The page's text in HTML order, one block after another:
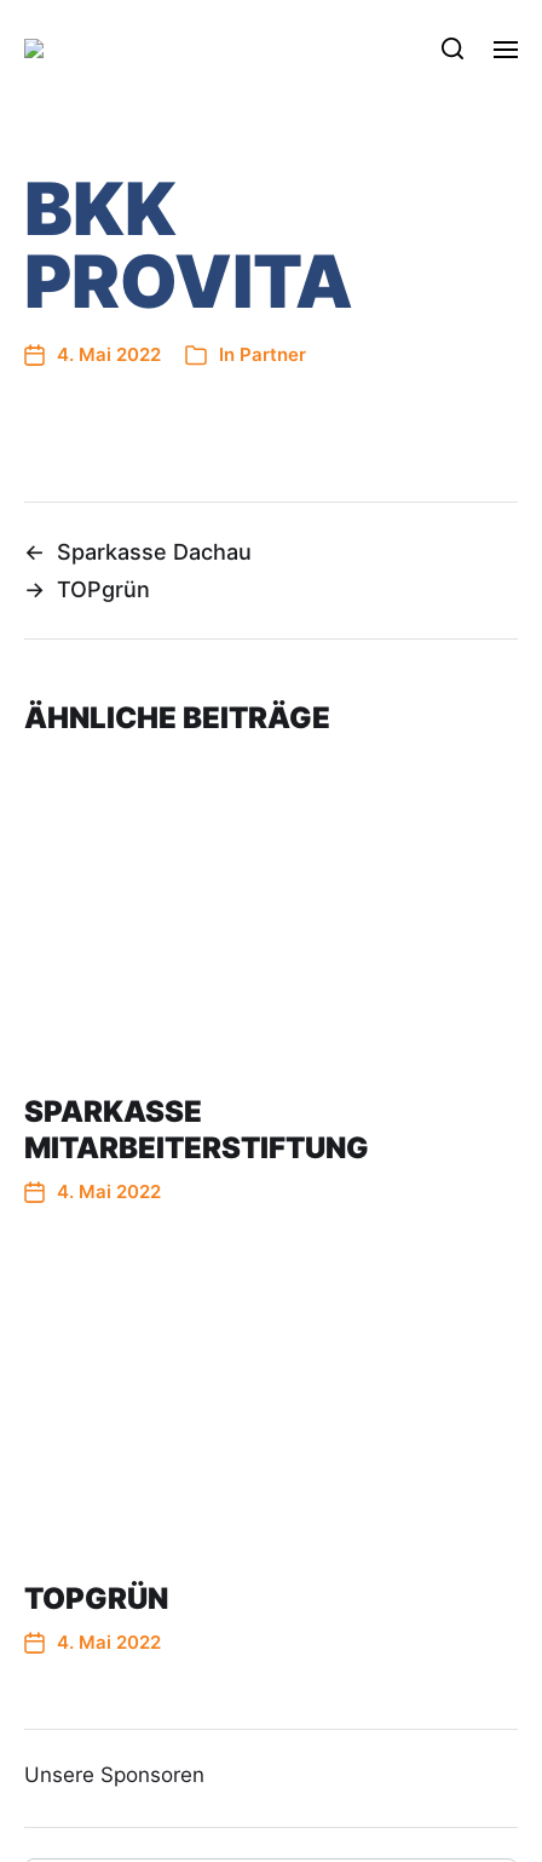
BKK
PROVITA
4. Mai 2022 In Partner
←
Sparkasse Dachau
→ TOPgrün
ÄHNLICHE BEITRÄGE
SPARKASSE
MITARBEITERSTIFTUNG
4. Mai 2022
TOPGRÜN
4. Mai 2022
Unsere Sponsoren